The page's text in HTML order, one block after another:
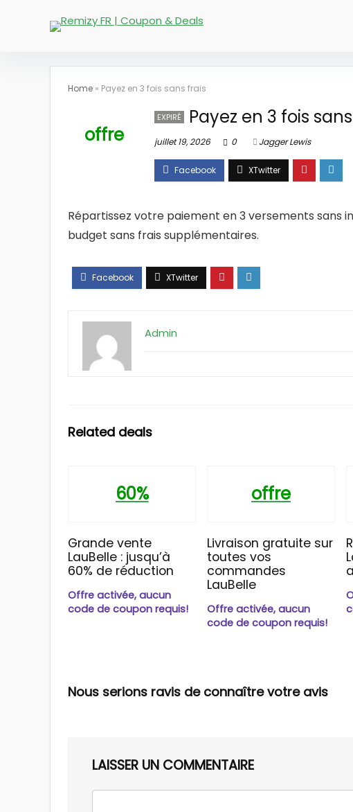
Home » Payez en 3 fois sans frais
offre
EXPIRÉ Payez en 3 fois
juillet 19, 2026 0 Jagger Lewis
Répartissez votre paiement en 3 versements
budget sans frais supplémentaires.
Admin
Related deals
60%
Grande vente
LauBelle : jusqu’à
60% de réduction
Offre activée, aucun
code de coupon requis!
offre
Livraison gratuite sur
toutes vos
commandes
LauBelle
Offre activée, aucun
code de coupon requis!
Nous serions ravis de connaître votre avis
LAISSER UN COMMENTAIRE